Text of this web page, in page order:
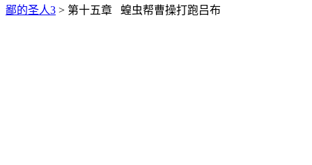
鄙的圣人3 > 第十五章 蝗虫帮曹操打跑吕布